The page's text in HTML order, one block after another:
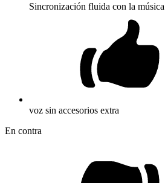
Sincronización fluida con la música
voz sin accesorios extra
En contra